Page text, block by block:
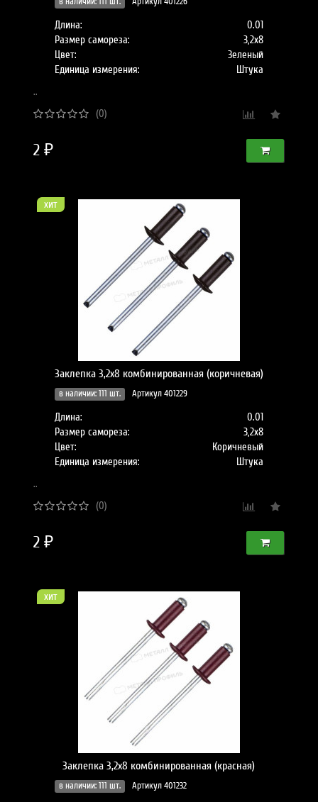
Длина:
0.01
Размер самореза:
3,2х8
Цвет:
Зеленый
Единица измерения:
Штука
..
(0)
2 ₽
хит
Заклепка 3,2х8 комбинированная (коричневая)
в наличии: 111 шт. Артикул 401229
Длина:
0.01
Размер самореза:
3,2х8
Цвет:
Коричневый
Единица измерения:
Штука
..
(0)
2 ₽
хит
Заклепка 3,2х8 комбинированная (красная)
в наличии: 111 шт. Артикул 401232